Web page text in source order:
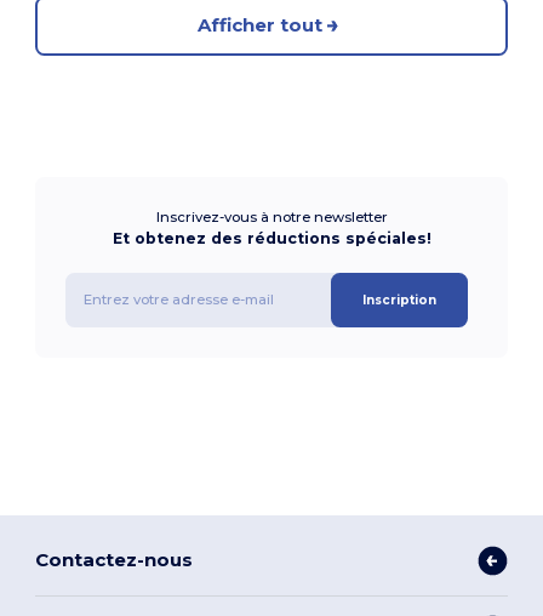
Afficher tout
Inscrivez-vous à notre newsletter
Et obtenez des réductions spéciales!
Inscription
Contactez-nous